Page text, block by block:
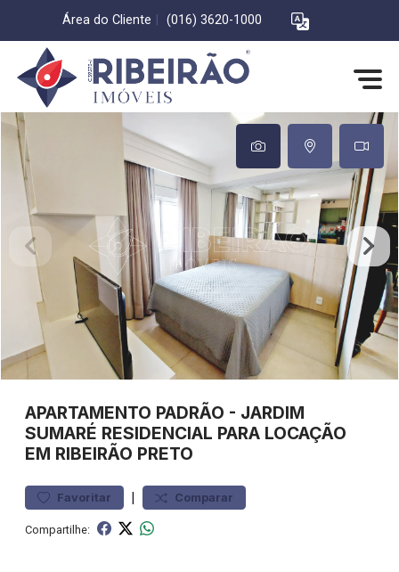
Área do Cliente (016) 3620-1000
APARTAMENTO PADRÃO - JARDIM
SUMARÉ RESIDENCIAL PARA LOCAÇÃO
EM RIBEIRÃO PRETO
Favoritar | Comparar
Compartilhe: